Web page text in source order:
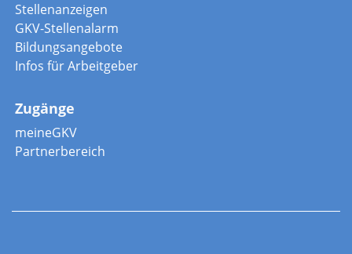
Stellenanzeigen
GKV-Stellenalarm
Bildungsangebote
Infos für Arbeitgeber
Zugänge
meineGKV
Partnerbereich